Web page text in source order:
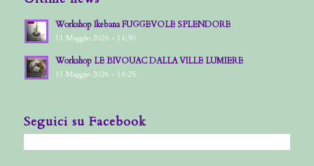
Workshop Ikebana FUGGEVOLE SPLENDORE
11 Maggio 2026 - 14:30
Workshop LE BIVOUAC DALLA VILLE LUMIERE
11 Maggio 2026 - 14:25
Seguici su Facebook